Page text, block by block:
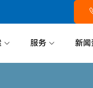
服务 新闻